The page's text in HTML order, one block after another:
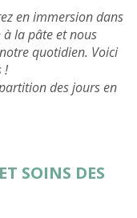
en immersion dans
la pâte et nous
quotidien. Voici
!
des jours en
SOINS DES